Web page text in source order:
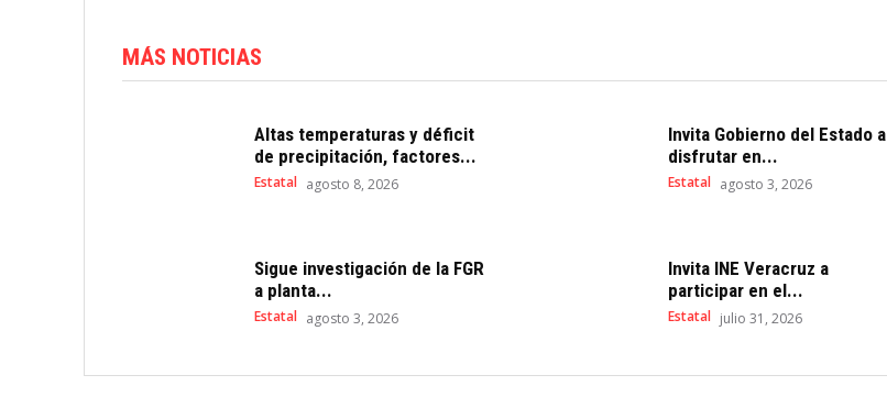
MÁS NOTICIAS
Altas temperaturas y déficit
de precipitación, factores...
Estatal agosto 8, 2026
Invita Gobierno del Estado a
disfrutar en...
Estatal agosto 3, 2026
Sigue investigación de la FGR
a planta...
Estatal agosto 3, 2026
Invita INE Veracruz a
participar en el...
Estatal julio 31, 2026